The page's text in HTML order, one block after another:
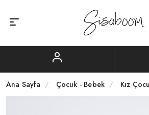
Ana Sayfa Çocuk - Bebek Kız